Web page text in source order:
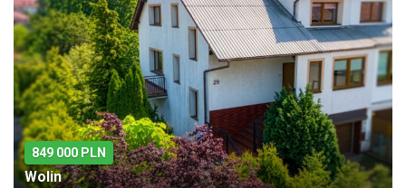
849 000 PLN
Wolin